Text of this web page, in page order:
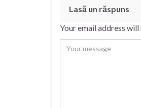
Lasă un răspuns
Your email address